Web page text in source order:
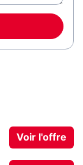
Voir l'offre